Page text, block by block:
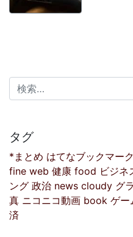
検索:
タグ
*まとめ はてなブックマーク
fine web 健康 food ビジネ
ング 政治 news cloudy グ
真 ニコニコ動画 book ゲー
済